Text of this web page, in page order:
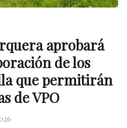
aprobará
de los
que permitirán
de VPO